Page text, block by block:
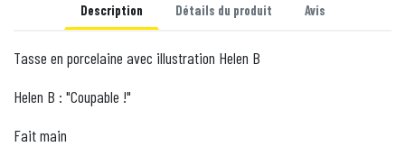
Description Détails du produit Avis
Tasse en porcelaine avec illustration Helen B
Helen B : "Coupable !"
Fait main